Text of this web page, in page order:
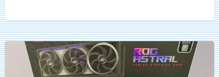
GeForce
rtx
5090,